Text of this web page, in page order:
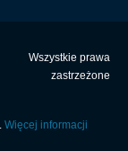
Wszystkie prawa
zastrzeżone
Więcej informacji